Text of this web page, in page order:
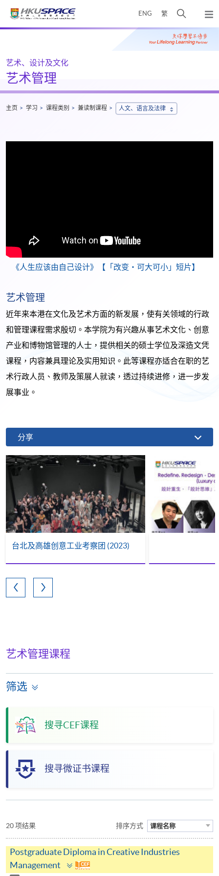
ENG 繁
开
搜
寻
弹
出
主
Main
艺术、设计及文化
艺术管理
主页 学习 课程类别 兼读制课程 人文、语言及法律
《人生应该由自己设计》【「改变・可大可小」短片】
艺术管理
近年来本港在文化及艺术方面的新发展，使有关领域的行政
和管理课程需求殷切。本学院为有兴趣从事艺术文化、创意
产业和博物馆管理的人士，提供相关的硕士学位及深造文凭
课程，内容兼具理论及实用知识。此等课程亦适合在职的艺
术行政人员、教师及策展人就读，透过持续进修，进一步发
展事业。
分享
台北及高雄创意工业考察团 (2023)
艺术管理课程
筛选
搜寻CEF课程
搜寻微证书课程
20 项结果 排序方式 课程名称
Postgraduate Diploma in Creative Industries
Management
Toggle
panel